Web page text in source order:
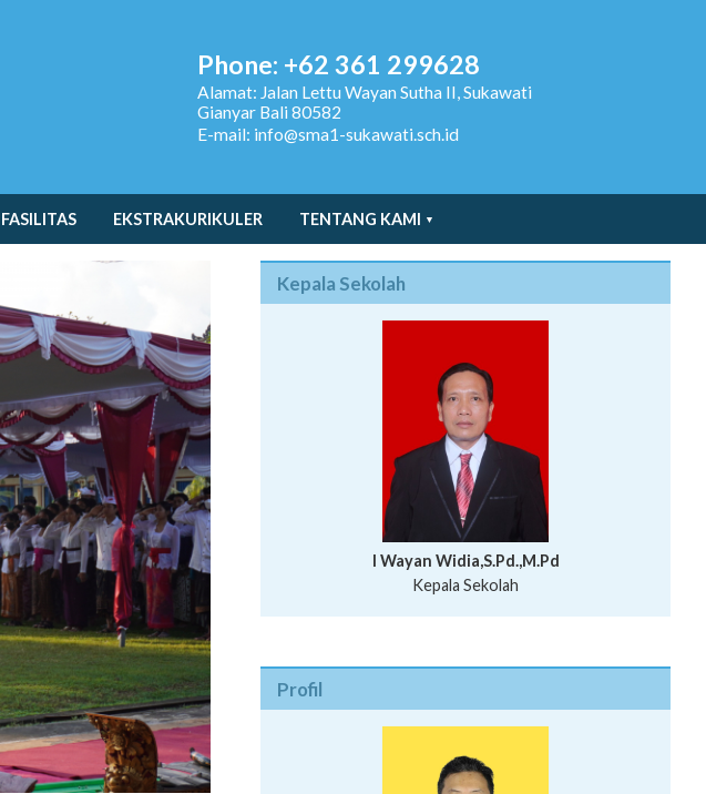
Phone: +62 361 299628
Alamat: Jalan Lettu Wayan Sutha II, Sukawati
Gianyar Bali 80582
E-mail: info@sma1-sukawati.sch.id
FASILITAS EKSTRAKURIKULER TENTANG KAMI
Kepala Sekolah
I Wayan Widia,S.Pd.,M.Pd
Kepala Sekolah
Profil